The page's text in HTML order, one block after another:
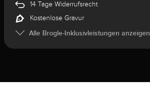
14 Tage Widerrufsrecht
Kostenlose Gravur
Alle Brogle-Inklusivleistungen anzeigen